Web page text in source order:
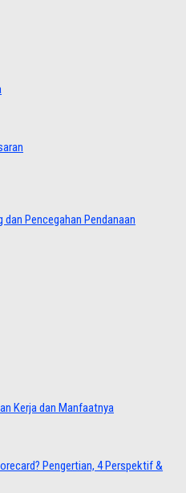
Pencegahan Pendanaan
Kerja dan Manfaatnya
Pengertian, 4 Perspektif &